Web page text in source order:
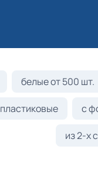
белые от 500 шт.
пластиковые с
из 2-х